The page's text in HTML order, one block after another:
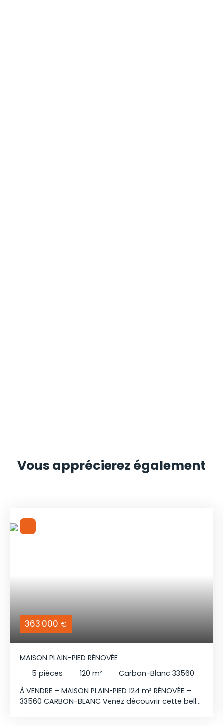
Vous apprécierez également
363 000 €
MAISON PLAIN-PIED RÉNOVÉE
5 pièces 120 m²
Carbon-Blanc 33560
À VENDRE – MAISON PLAIN-PIED 124 m² RÉNOVÉE –
33560 CARBON-BLANC Venez découvrir cette belle